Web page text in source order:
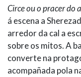
Circe ou o pracer do
á escena a
arredor da cal a
sobre os mitos. A
converte na
acompañada pola